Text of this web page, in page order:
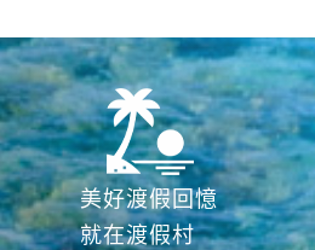
美好渡假回憶
就在渡假村